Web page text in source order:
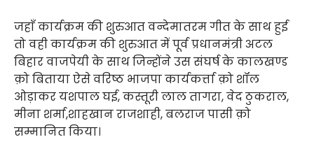
जहाँ कार्यक्रम की शुरुआत वन्देमातरम गीत के साथ हुई
तो वही कार्यक्रम की शुरुआत में पूर्व प्रधानमंत्री अटल
बिहार वाजपेयी के साथ जिन्होंने उस संघर्ष के कालखण्ड
क़ो बिताया ऐसे वरिष्ठ भाजपा कार्यकर्त्ता क़ो शॉल
ओड़ाकर यशपाल घई, कस्तूरी लाल तागरा, वेद ठुकराल,
मीना शर्मा,शाहखान राजशाही, बलराज पासी क़ो
सम्मानित किया।